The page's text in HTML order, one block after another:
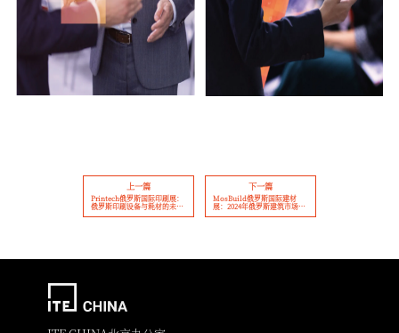
上一篇
Printech俄罗斯国际印刷展：
俄罗斯印刷设备与耗材的未来
趋势与挑战
下一篇
MosBuild俄罗斯国际建材
展：2024年俄罗斯建筑市场的
增长机会